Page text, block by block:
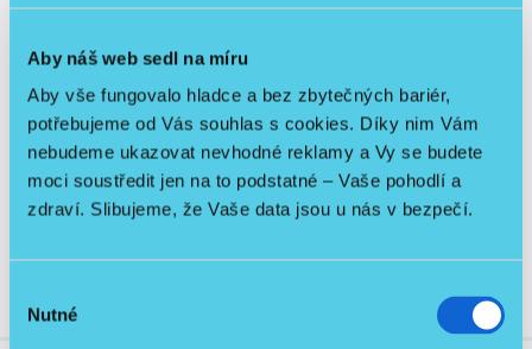
Aby náš web sedl na míru
Aby vše fungovalo hladce a bez zbytečných bariér,
potřebujeme od Vás souhlas s cookies. Díky nim Vám
nebudeme ukazovat nevhodné reklamy a Vy se budete
moci soustředit jen na to podstatné – Vaše pohodlí a
zdraví. Slibujeme, že Vaše data jsou u nás v bezpečí.
souhlasu
Nutné